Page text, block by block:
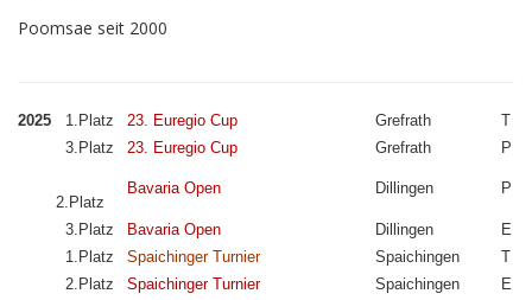
Poomsae seit 2000
2025 1.Platz 23. Euregio Cup Grefrath
T
3.Platz
23. Euregio Cup Grefrath P
2.Platz
Bavaria Open Dillingen P
3.Platz Bavaria Open Dillingen
E
1.Platz
Spaichinger Turnier Spaichingen
T
2.Platz
Spaichinger Turnier Spaichingen
E